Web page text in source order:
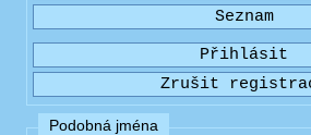
Podobná jména